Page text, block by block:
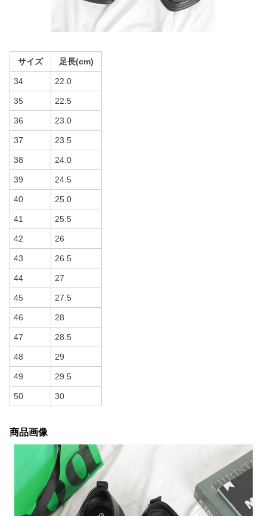
サイズ 足長(cm)
34 22.0
35 22.5
36 23.0
37 23.5
38 24.0
39 24.5
40 25.0
41 25.5
42 26
43 26.5
44 27
45 27.5
46 28
47 28.5
48 29
49 29.5
50 30
商品画像